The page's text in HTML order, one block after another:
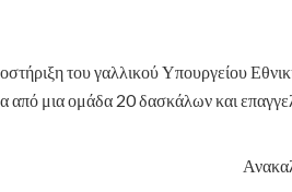
του γαλλικού Υπουργείου
από μια ομάδα 20 δασκάλων και